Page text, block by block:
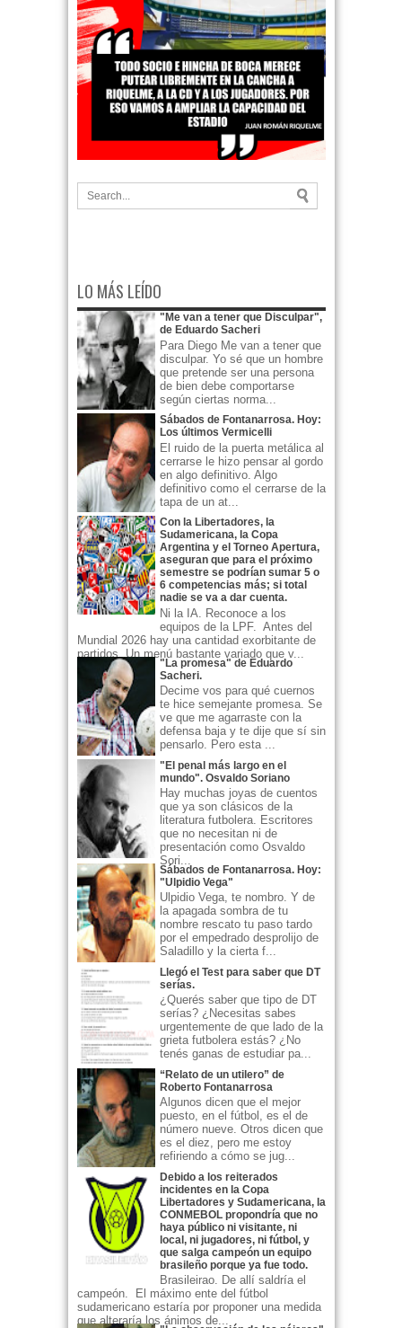
LO MÁS LEÍDO
"Me van a tener que Disculpar",
de Eduardo Sacheri
Para Diego Me van a tener que
disculpar. Yo sé que un hombre
que pretende ser una persona
de bien debe comportarse
según ciertas norma...
Sábados de Fontanarrosa. Hoy:
Los últimos Vermicelli
El ruido de la puerta metálica al
cerrarse le hizo pensar al gordo
en algo definitivo. Algo
definitivo como el cerrarse de la
tapa de un at...
Con la Libertadores, la
Sudamericana, la Copa
Argentina y el Torneo Apertura,
aseguran que para el próximo
semestre se podrían sumar 5 o
6 competencias más; si total
nadie se va a dar cuenta.
Ni la IA. Reconoce a los
equipos de la LPF. Antes del
Mundial 2026 hay una cantidad exorbitante de
partidos. Un menú bastante variado que v...
"La promesa" de Eduardo
Sacheri.
Decime vos para qué cuernos
te hice semejante promesa. Se
ve que me agarraste con la
defensa baja y te dije que sí sin
pensarlo. Pero esta ...
"El penal más largo en el
mundo". Osvaldo Soriano
Hay muchas joyas de cuentos
que ya son clásicos de la
literatura futbolera. Escritores
que no necesitan ni de
presentación como Osvaldo
Sori...
Sábados de Fontanarrosa. Hoy:
"Ulpidio Vega"
Ulpidio Vega, te nombro. Y de
la apagada sombra de tu
nombre rescato tu paso tardo
por el empedrado desprolijo de
Saladillo y la cierta f...
Llegó el Test para saber que DT
serías.
¿Querés saber que tipo de DT
serías? ¿Necesitas sabes
urgentemente de que lado de la
grieta futbolera estás? ¿No
tenés ganas de estudiar pa...
“Relato de un utilero” de
Roberto Fontanarrosa
Algunos dicen que el mejor
puesto, en el fútbol, es el de
número nueve. Otros dicen que
es el diez, pero me estoy
refiriendo a cómo se jug...
Debido a los reiterados
incidentes en la Copa
Libertadores y Sudamericana, la
CONMEBOL propondría que no
haya público ni visitante, ni
local, ni jugadores, ni fútbol, y
que salga campeón un equipo
brasileño porque ya fue todo.
Brasileirao. De allí saldría el
campeón. El máximo ente del fútbol
sudamericano estaría por proponer una medida
que alteraría los ánimos de...